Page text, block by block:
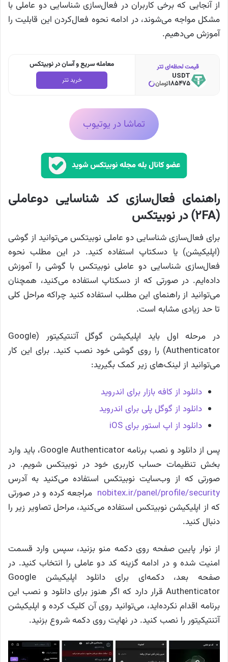
از آنجایی که برخی کاربران در فعال‌سازی شناسایی دو عاملی با
مشکل مواجه می‌شوند، در ادامه نحوه فعال‌کردن این قابلیت را
آموزش می‌دهیم.
معامله سریع و آسان در نوبیتکس
خرید تتر
قیمت لحظه‌ای تتر
USDT
185475تومان
تماشا در یوتیوب
راهنمای فعال‌سازی کد شناسایی دوعاملی
(2FA) در نوبیتکس
برای فعال‌سازی شناسایی دو عاملی نوبیتکس می‌توانید از گوشی
(اپلیکیشن) یا دسکتاپ استفاده کنید. در این مطلب نحوه
فعال‌سازی شناسایی دو عاملی نوبیتکس با گوشی را آموزش
داده‌ایم. در صورتی که از دسکتاپ استفاده می‌کنید، همچنان
می‌توانید از راهنمای این مطلب استفاده کنید چراکه مراحل کلی
تا حد زیادی مشابه است.
در مرحله اول باید اپلیکیشن گوگل آتنتیکیتور (Google
Authenticator) را روی گوشی خود نصب کنید. برای این کار
می‌توانید از لینک‌های زیر کمک بگیرید:
دانلود از کافه بازار برای اندروید
دانلود از گوگل پلی برای اندروید
دانلود از اپ استور برای iOS
پس از دانلود و نصب برنامه Google Authenticator، باید وارد
بخش تنظیمات حساب کاربری خود در نوبیتکس شویم. در
صورتی که از وب‌سایت نوبیتکس استفاده می‌کنید به آدرس
nobitex.ir/panel/profile/security مراجعه کرده و در صورتی
که از اپلیکیشن نوبیتکس استفاده می‌کنید، مراحل تصاویر زیر را
دنبال کنید.
از نوار پایین صفحه روی دکمه منو بزنید، سپس وارد قسمت
امنیت شده و در ادامه گزینه کد دو عاملی را انتخاب کنید. در
صفحه بعد، دکمه‌ای برای دانلود اپلیکیشن Google
Authenticator قرار دارد که اگر هنوز برای دانلود و نصب این
برنامه اقدام نکرده‌اید، می‌توانید روی آن کلیک کرده و اپلیکیشن
آتنتیکیتور را نصب کنید. در نهایت روی دکمه شروع بزنید.